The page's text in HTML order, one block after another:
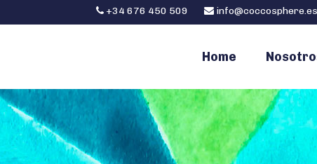
+34 676 450 509 info@coccosphere.es
Home